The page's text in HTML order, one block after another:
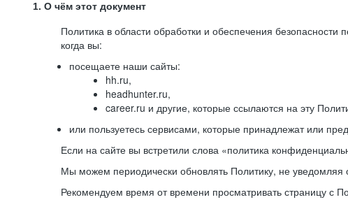
1. О чём этот документ
Политика в области обработки и обеспечения
когда вы:
посещаете наши сайты:
hh.ru,
headhunter.ru,
career.ru и другие, которые ссылаются на эту
или пользуетесь сервисами, которые принадлежат или
Если на сайте вы встретили слова «политика
Мы можем периодически обновлять Политику, не уведомляя
Рекомендуем время от времени просматривать страницу с